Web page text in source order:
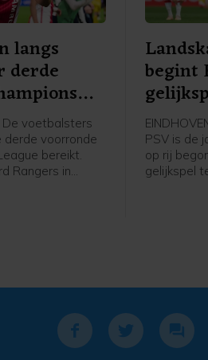
langs
derde
De voetbalsters
derde voorronde
bereikt.
Rangers in
begint
PSV is de
op rij
gelijkspel